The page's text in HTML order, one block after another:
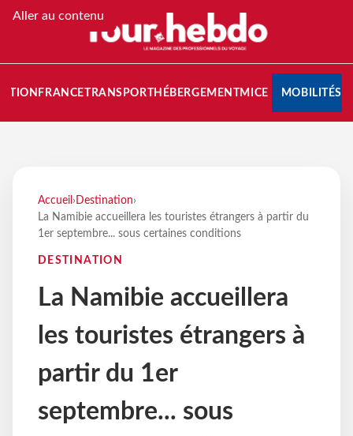
Aller au contenu
FRANCETRANSPORT HÉBERGEMENTMICE MOBILITÉS
Accueil › Destination›
La Namibie accueillera les touristes étrangers à partir du
1er septembre... sous certaines conditions
DESTINATION
La Namibie accueillera
les touristes étrangers à
partir du 1er
septembre... sous